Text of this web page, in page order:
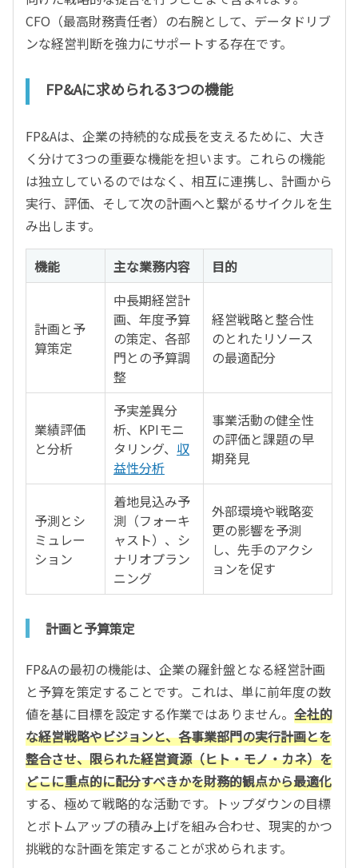
CFO（最高財務責任者）の右腕として、データドリブ
ンな経営判断を強力にサポートする存在です。
FP&Aに求められる3つの機能
FP&Aは、企業の持続的な成長を支えるために、大き
く分けて3つの重要な機能を担います。これらの機能
は独立しているのではなく、相互に連携し、計画から
実行、評価、そして次の計画へと繋がるサイクルを生
み出します。
機能 主な業務内容 目的
計画と予
算策定
中長期経営計
画、年度予算
の策定、各部
門との予算調
整
経営戦略と整合性
のとれたリソース
の最適配分
業績評価
と分析
予実差異分
析、KPIモニ
タリング、 収
益性分析
事業活動の健全性
の評価と課題の早
期発見
予測とシ
ミュレー
ション
着地見込み予
測（フォーキ
ャスト）、シ
ナリオプラン
ニング
外部環境や戦略変
更の影響を予測
し、先手のアクシ
ョンを促す
計画と予算策定
FP&Aの最初の機能は、企業の羅針盤となる経営計画
と予算を策定することです。これは、単に前年度の数
値を基に目標を設定する作業ではありません。 全社的
な経営戦略やビジョンと、各事業部門の実行計画とを
整合させ、限られた経営資源（ヒト・モノ・カネ）を
どこに重点的に配分すべきかを財務的観点から最適化
する、極めて戦略的な活動です。トップダウンの目標
とボトムアップの積み上げを組み合わせ、現実的かつ
挑戦的な計画を策定することが求められます。